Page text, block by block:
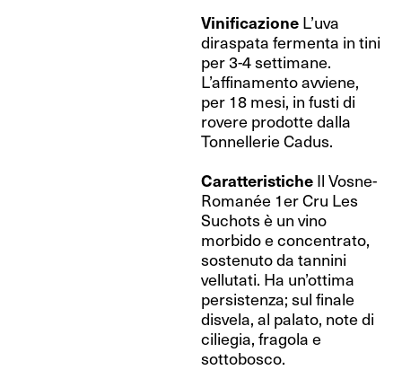
Vinificazione L’uva
diraspata fermenta in tini
per 3-4 settimane.
L’affinamento avviene,
per 18 mesi, in fusti di
rovere prodotte dalla
Tonnellerie Cadus.
Caratteristiche Il Vosne-
Romanée 1er Cru Les
Suchots è un vino
morbido e concentrato,
sostenuto da tannini
vellutati. Ha un’ottima
persistenza; sul finale
disvela, al palato, note di
ciliegia, fragola e
sottobosco.